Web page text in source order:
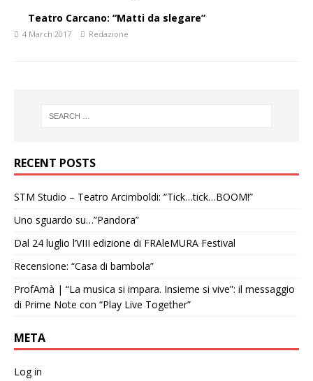
Teatro Carcano: “Matti da slegare”
4 March 2017 Redazione
RECENT POSTS
STM Studio – Teatro Arcimboldi: “Tick…tick…BOOM!”
Uno sguardo su…”Pandora”
Dal 24 luglio l’VIII edizione di FRAleMURA Festival
Recensione: “Casa di bambola”
ProfAmà | “La musica si impara. Insieme si vive”: il messaggio
di Prime Note con “Play Live Together”
META
Log in